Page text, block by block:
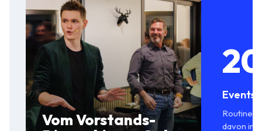
Vom Vorstands-
Events
Routine
davon in